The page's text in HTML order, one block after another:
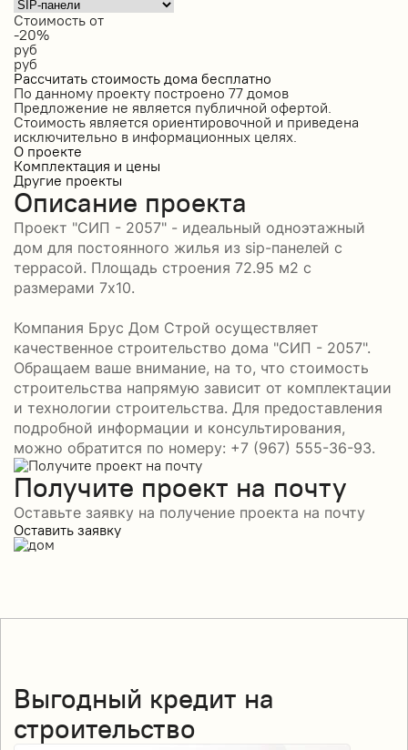
Стоимость от
-20%
руб
руб
Рассчитать стоимость дома бесплатно
По данному проекту построено 77 домов
Предложение не является публичной офертой.
Стоимость является ориентировочной и приведена
исключительно в информационных целях.
О проекте
Комплектация и цены
Другие проекты
Описание проекта
Проект "СИП - 2057" - идеальный одноэтажный
дом для постоянного жилья из sip-панелей с
террасой. Площадь строения 72.95 м2 с
размерами 7x10.
Компания Брус Дом Строй осуществляет
качественное строительство дома "СИП - 2057".
Обращаем ваше внимание, на то, что стоимость
строительства напрямую зависит от комплектации
и технологии строительства. Для предоставления
подробной информации и консультирования,
можно обратится по номеру: +7 (967) 555-36-93.
Получите проект на почту
Оставьте заявку на получение проекта на почту
Оставить заявку
Выгодный кредит на
строительство